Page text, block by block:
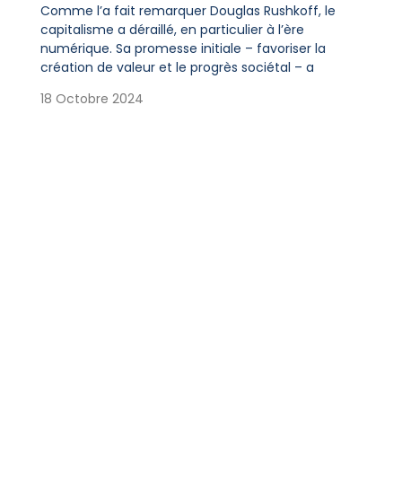
Comme l’a fait remarquer Douglas Rushkoff, le
capitalisme a déraillé, en particulier à l’ère
numérique. Sa promesse initiale – favoriser la
création de valeur et le progrès sociétal – a
18 Octobre 2024